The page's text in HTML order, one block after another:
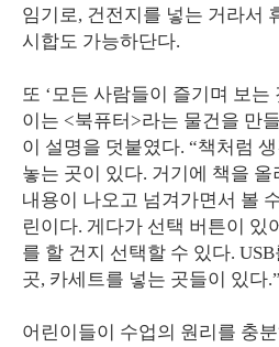
임기로, 건전지를 넣는 거라서
시합도 가능하단다.
또 ‘모든 사람들이 즐기며 보는
이는 <북퓨터>라는 물건을 만
이 설명을 덧붙였다. “책처럼
놓는 곳이 있다. 거기에 책을
내용이 나오고 넘겨가면서 볼
린이다. 게다가 선택 버튼이 있
를 할 건지 선택할 수 있다.
곳, 카세트를 넣는 곳들이 있다.”
어린이들이 수업의 원리를 충